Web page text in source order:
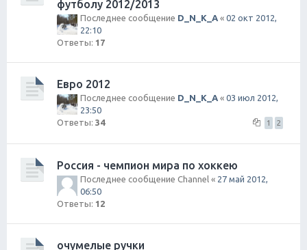
футболу 2012/2013
Последнее сообщение D_N_K_A « 02 окт 2012,
22:10
Ответы: 17
Евро 2012
Последнее сообщение D_N_K_A « 03 июл 2012,
23:50
Ответы: 34 1 2
Россия - чемпион мира по хоккею
Последнее сообщение Channel « 27 май 2012,
06:50
Ответы: 12
очумелые ручки